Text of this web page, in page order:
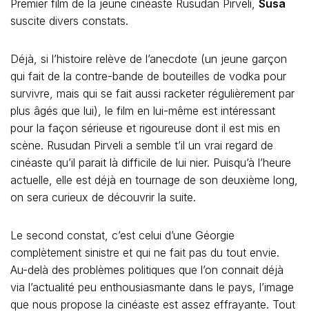
Premier film de la jeune cinéaste Rusudan Pirveli, Susa
suscite divers constats.
Déjà, si l’histoire relève de l’anecdote (un jeune garçon
qui fait de la contre-bande de bouteilles de vodka pour
survivre, mais qui se fait aussi racketer régulièrement par
plus âgés que lui), le film en lui-même est intéressant
pour la façon sérieuse et rigoureuse dont il est mis en
scène. Rusudan Pirveli a semble t’il un vrai regard de
cinéaste qu’il parait là difficile de lui nier. Puisqu’à l’heure
actuelle, elle est déjà en tournage de son deuxième long,
on sera curieux de découvrir la suite.
Le second constat, c’est celui d’une Géorgie
complètement sinistre et qui ne fait pas du tout envie.
Au-delà des problèmes politiques que l’on connait déjà
via l’actualité peu enthousiasmante dans le pays, l’image
que nous propose la cinéaste est assez effrayante. Tout